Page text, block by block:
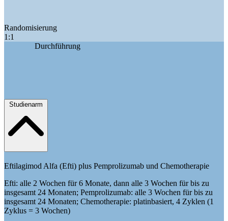
Randomisierung
1:1
Durchführung
Eftilagimod Alfa (Efti) plus Pemprolizumab und Chemotherapie
Efti: alle 2 Wochen für 6 Monate, dann alle 3 Wochen für bis zu
insgesamt 24 Monaten; Pemprolizumab: alle 3 Wochen für bis zu
insgesamt 24 Monaten; Chemotherapie: platinbasiert, 4 Zyklen (1
Zyklus = 3 Wochen)